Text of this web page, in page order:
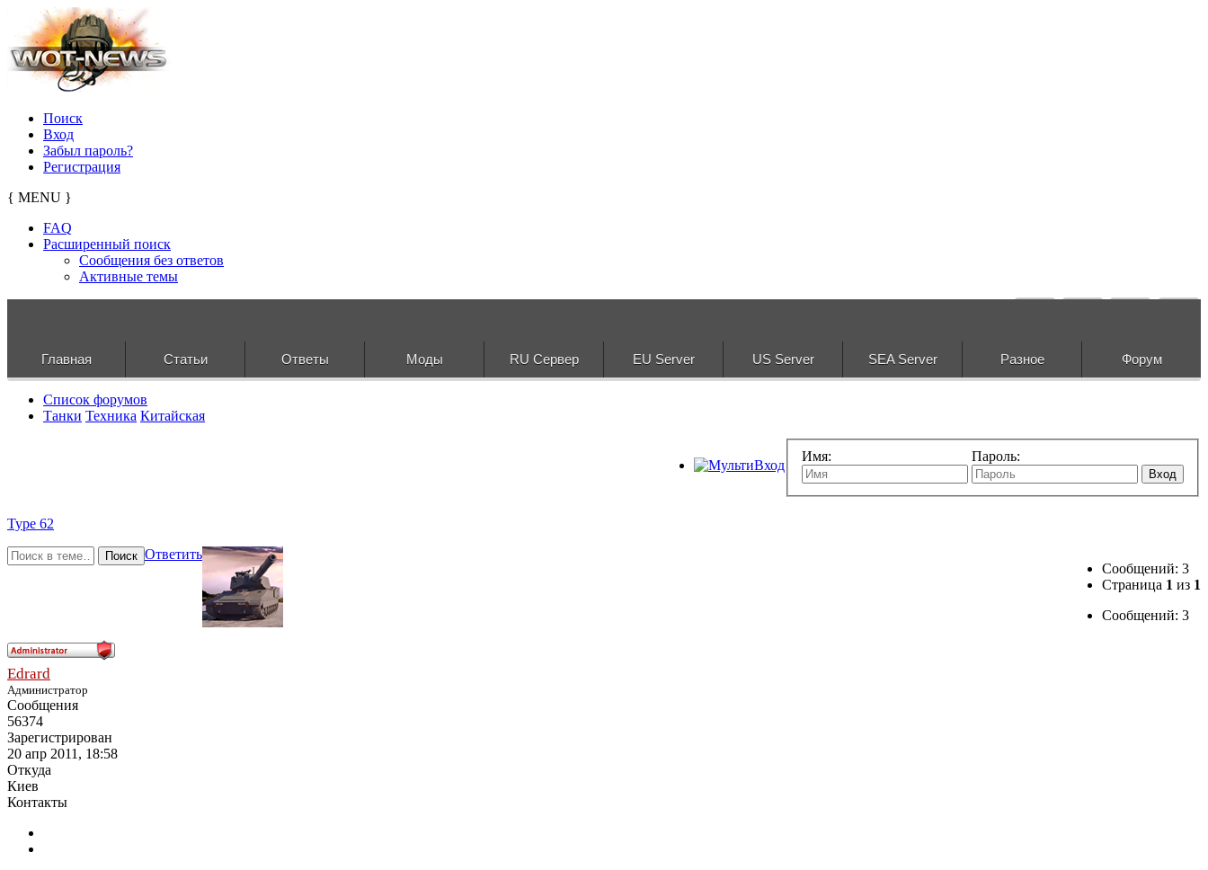
Поиск
Вход
Забыл пароль?
Регистрация
{ MENU }
FAQ
Расширенный поиск
Сообщения без ответов
Активные темы
Главная Статьи Ответы Моды RU Сервер EU Server US Server SEA Server Разное Форум
Список форумов
Танки Техника Китайская
Имя: Пароль:
Вход
Type 62
Сообщений: 3
Страница 1 из 1
Сообщений: 3
Поиск Ответить
Edrard
Администратор
Сообщения
56374
Зарегистрирован
20 апр 2011, 18:58
Откуда
Киев
Контакты